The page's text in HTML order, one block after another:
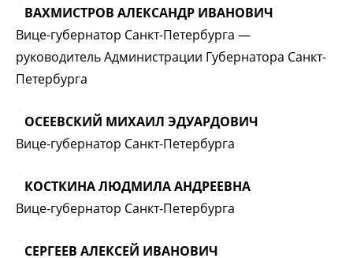
ВАХМИСТРОВ АЛЕКСАНДР ИВАНОВИЧ
Вице-губернатор Санкт-Петербурга —
руководитель Администрации Губернатора Санкт-
Петербурга
ОСЕЕВСКИЙ МИХАИЛ ЭДУАРДОВИЧ
Вице-губернатор Санкт-Петербурга
КОСТКИНА ЛЮДМИЛА АНДРЕЕВНА
Вице-губернатор Санкт-Петербурга
СЕРГЕЕВ АЛЕКСЕЙ ИВАНОВИЧ